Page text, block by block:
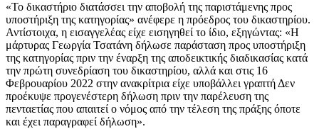
«Το δικαστήριο διατάσσει την αποβολή της παριστάμενης προς
υποστήριξη της κατηγορίας» ανέφερε η πρόεδρος του δικαστηρίου.
Αντίστοιχα, η εισαγγελέας είχε εισηγηθεί το ίδιο, εξηγώντας: «Η
μάρτυρας Γεωργία Τσατάνη δήλωσε παράσταση προς υποστήριξη
της κατηγορίας πριν την έναρξη της αποδεικτικής διαδικασίας κατά
την πρώτη συνεδρίαση του δικαστηρίου, αλλά και στις 16
Φεβρουαρίου 2022 στην ανακρίτρια είχε υποβάλλει γραπτή Δεν
προέκυψε προγενέστερη δήλωση πριν την παρέλευση της
πενταετίας που απαιτεί ο νόμος από την τέλεση της πράξης όποτε
και έχει παραγραφεί δήλωση».